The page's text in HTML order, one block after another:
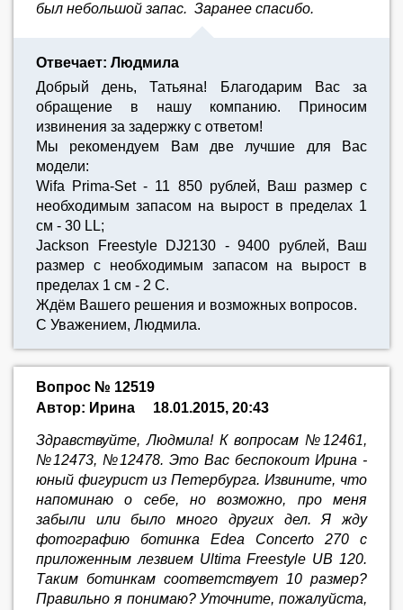
был небольшой запас. Заранее спасибо.
Отвечает: Людмила
Добрый день, Татьяна! Благодарим Вас за
обращение в нашу компанию. Приносим
извинения за задержку с ответом!
Мы рекомендуем Вам две лучшие для Вас
модели:
Wifa Prima-Set - 11 850 рублей, Ваш размер с
необходимым запасом на вырост в пределах 1
см - 30 LL;
Jackson Freestyle DJ2130 - 9400 рублей, Ваш
размер с необходимым запасом на вырост в
пределах 1 см - 2 С.
Ждём Вашего решения и возможных вопросов.
С Уважением, Людмила.
Вопрос № 12519
Автор: Ирина
18.01.2015, 20:43
Здравствуйте, Людмила! К вопросам №12461,
№12473, №12478. Это Вас беспокоит Ирина -
юный фигурист из Петербурга. Извините, что
напоминаю о себе, но возможно, про меня
забыли или было много других дел. Я жду
фотографию ботинка Edea Concerto 270 с
приложенным лезвием Ultima Freestyle UB 120.
Таким ботинкам соответствует 10 размер?
Правильно я понимаю? Уточните, пожалуйста,